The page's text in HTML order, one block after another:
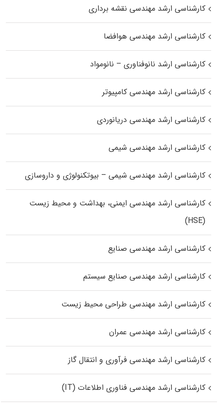
کارشناسی ارشد مهندسی نقشه برداری
کارشناسی ارشد مهندسی هوافضا
کارشناسی ارشد نانوفناوری – نانومواد
کارشناسی ارشد مهندسی کامپیوتر
کارشناسی ارشد مهندسی دریانوردی
کارشناسی ارشد مهندسی شیمی
کارشناسی ارشد مهندسی شیمی – بیوتکنولوژی و داروسازی
کارشناسی ارشد مهندسی ایمنی، بهداشت و محیط زیست
(HSE)
کارشناسی ارشد مهندسی صنایع
کارشناسی ارشد مهندسی صنایع سیستم
کارشناسی ارشد مهندسی طراحی محیط زیست
کارشناسی ارشد مهندسی عمران
کارشناسی ارشد مهندسی فرآوری و انتقال گاز
کارشناسی ارشد مهندسی فناوری اطلاعات (IT)